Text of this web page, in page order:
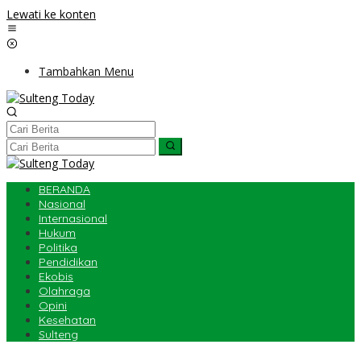
Lewati ke konten
Tambahkan Menu
BERANDA
Nasional
Internasional
Hukum
Politika
Pendidikan
Ekobis
Olahraga
Opini
Kesehatan
Sulteng